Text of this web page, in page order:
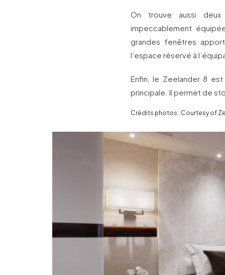
On trouve aussi
impeccablement
grandes fenêtres
l’espace réservé à
Enfin, le Zeelander 8 est
principale. Il permet de
Crédits photos : Courtesy of